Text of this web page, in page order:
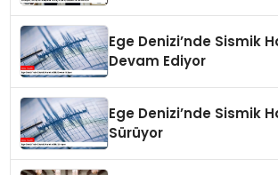
Ege Denizi’nde Sismik
Devam Ediyor
Ege Denizi’nde Sismik
Sürüyor